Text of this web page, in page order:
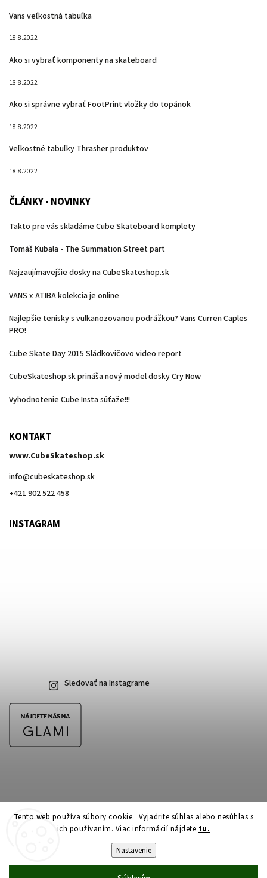
Tento web používa súbory cookie. Vyjadrite súhlas alebo nesúhlas s
ich používaním. Viac informácií nájdete tu.
Nastavenie
Vans veľkostná tabuľka
18.8.2022
Ako si vybrať komponenty na skateboard
18.8.2022
Ako si správne vybrať FootPrint vložky do topánok
18.8.2022
Veľkostné tabuľky Thrasher produktov
18.8.2022
ČLÁNKY - NOVINKY
Takto pre vás skladáme Cube Skateboard komplety
Tomáš Kubala - The Summation Street part
Najzaujímavejšie dosky na CubeSkateshop.sk
VANS x ATIBA kolekcia je online
Najlepšie tenisky s vulkanozovanou podrážkou? Vans Curren Caples
PRO!
Cube Skate Day 2015 Sládkovičovo video report
CubeSkateshop.sk prináša nový model dosky Cry Now
Vyhodnotenie Cube Insta súťaže!!!
KONTAKT
www.CubeSkateshop.sk
info@cubeskateshop.sk
+421 902 522 458
INSTAGRAM
Sledovať na Instagrame
Copyright 2026CubeSkateshop.sk. Všetky práva vyhradené.
Upraviť nastavenie cookies
Shoptet| Design